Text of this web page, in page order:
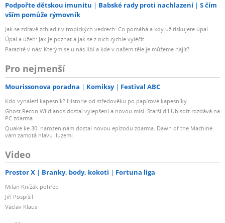
Podpořte dětskou imunitu Babské rady proti nachlazení
S čím
vším pomůže rýmovník
Jak se zdravě zchladit v tropických vedrech: Co pomáhá a kdy už riskujete úpal
Úpal a úžeh: Jak je poznat a jak se z nich rychle vyléčit
Parazité v nás: Kterým se u nás líbí a kde v našem těle je můžeme najít?
Pro nejmenší
Mourissonova poradna Komiksy Festival ABC
Kdo vynalezl kapesník? Historie od středověku po papírové kapesníky
Ghost Recon Wildlands dostal vylepšení a novou misi. Starší díl Ubisoft rozdává na
PC zdarma
Quake ke 30. narozeninám dostal novou epizodu zdarma. Dawn of the Machine
vám zamotá hlavu iluzemi
Video
Prostor X Branky, body, kokoti Fortuna liga
Milan Knížák pohřeb
Jiří Pospíšil
Václav Klaus